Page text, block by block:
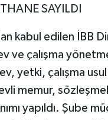
SAYILDI
kabul edilen İBB
ve çalışma
yetki, çalışma
memur,
yapıldı. Şube